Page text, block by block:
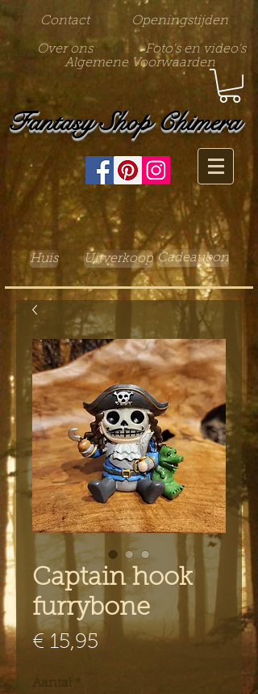
Contact Openingstijden
Over ons
Foto's en video's
Algemene Voorwaarden
Fantasy Shop Chimera
Huis Uitverkoop Cadeaubon
Captain hook
furrybone
€ 15,95
Aantal